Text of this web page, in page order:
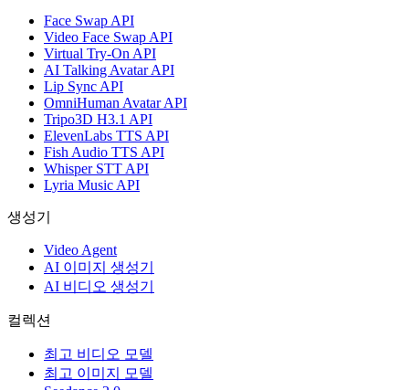
Face Swap API
Video Face Swap API
Virtual Try-On API
AI Talking Avatar API
Lip Sync API
OmniHuman Avatar API
Tripo3D H3.1 API
ElevenLabs TTS API
Fish Audio TTS API
Whisper STT API
Lyria Music API
생성기
Video Agent
AI 이미지 생성기
AI 비디오 생성기
컬렉션
최고 비디오 모델
최고 이미지 모델